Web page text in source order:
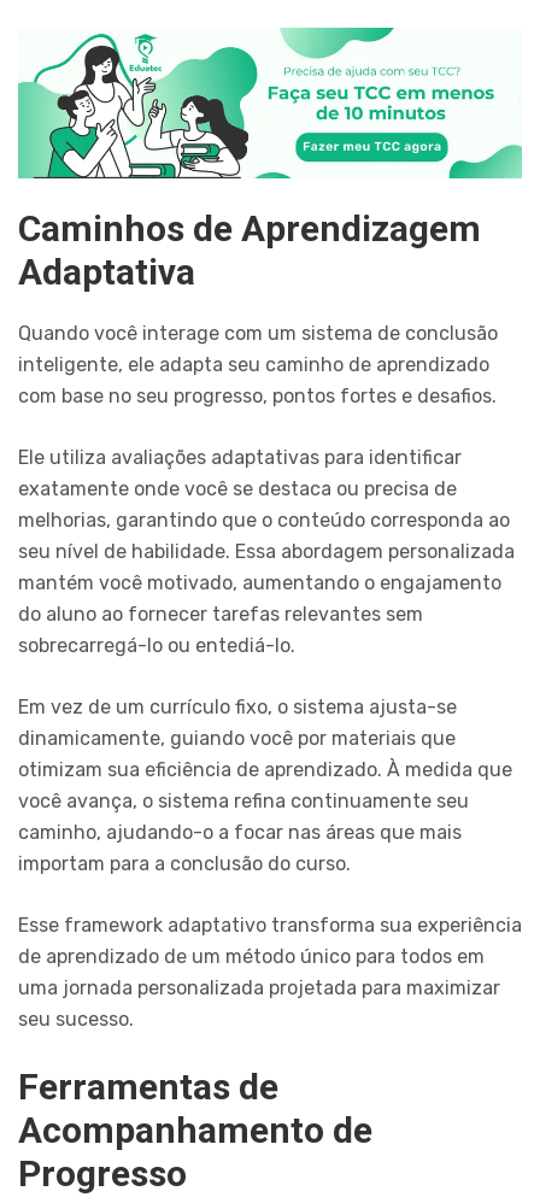
Caminhos de Aprendizagem
Adaptativa
Quando você interage com um sistema de conclusão
inteligente, ele adapta seu caminho de aprendizado
com base no seu progresso, pontos fortes e desafios.
Ele utiliza avaliações adaptativas para identificar
exatamente onde você se destaca ou precisa de
melhorias, garantindo que o conteúdo corresponda ao
seu nível de habilidade. Essa abordagem personalizada
mantém você motivado, aumentando o engajamento
do aluno ao fornecer tarefas relevantes sem
sobrecarregá-lo ou entediá-lo.
Em vez de um currículo fixo, o sistema ajusta-se
dinamicamente, guiando você por materiais que
otimizam sua eficiência de aprendizado. À medida que
você avança, o sistema refina continuamente seu
caminho, ajudando-o a focar nas áreas que mais
importam para a conclusão do curso.
Esse framework adaptativo transforma sua experiência
de aprendizado de um método único para todos em
uma jornada personalizada projetada para maximizar
seu sucesso.
Ferramentas de
Acompanhamento de
Progresso